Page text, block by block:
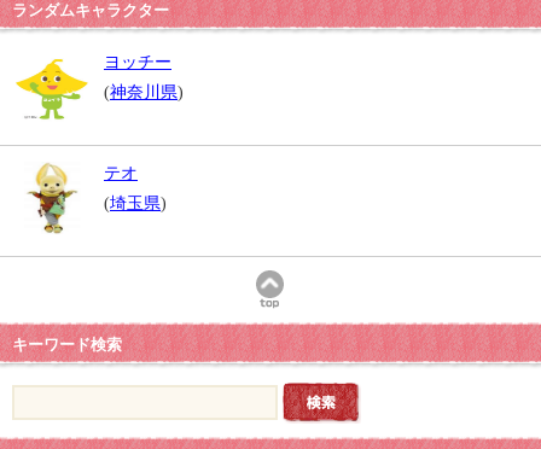
ランダムキャラクター
ヨッチー
(神奈川県)
テオ
(埼玉県)
キーワード検索